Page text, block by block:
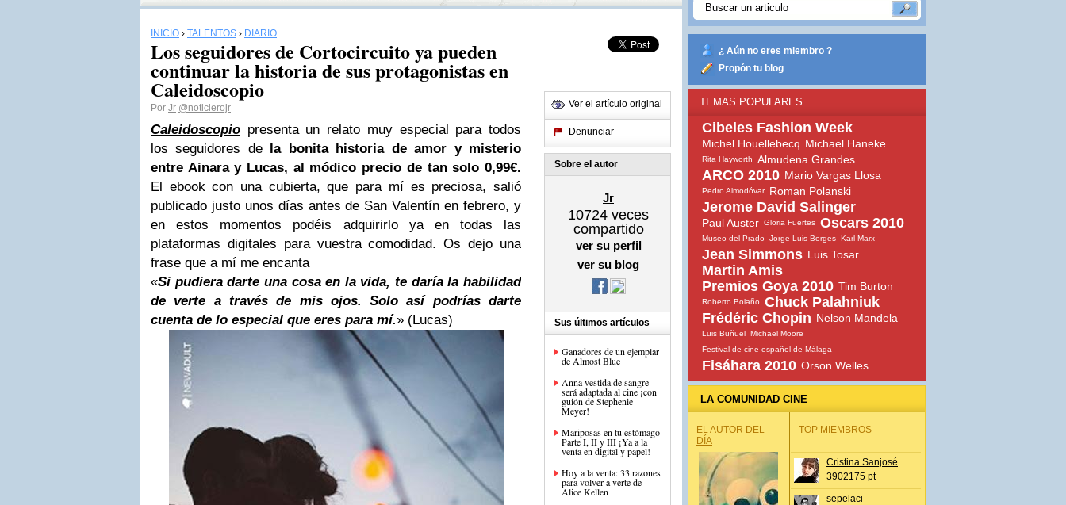
INICIO › TALENTOS › DIARIO
Los seguidores de Cortocircuito ya pueden
continuar la historia de sus protagonistas en
Caleidoscopio
Por Jr @noticierojr
Caleidoscopio presenta un relato muy especial para todos
los seguidores de la bonita historia de amor y misterio
entre Ainara y Lucas, al módico precio de tan solo 0,99€.
El ebook con una cubierta, que para mí es preciosa, salió
publicado justo unos días antes de San Valentín en febrero, y
en estos momentos podéis adquirirlo ya en todas las
plataformas digitales para vuestra comodidad. Os dejo una
frase que a mí me encanta
«Si pudiera darte una cosa en la vida, te daría la habilidad
de verte a través de mis ojos. Solo así podrías darte
cuenta de lo especial que eres para mí.» (Lucas)
Ver el artículo original
Denunciar
Sobre el autor
Jr
10724 veces
compartido
ver su perfil
ver su blog
Sus últimos artículos
Ganadores de un ejemplar
de Almost Blue
Anna vestida de sangre
será adaptada al cine ¡con
guión de Stephenie
Meyer!
Mariposas en tu estómago
Parte I, II y III ¡Ya a la
venta en digital y papel!
Hoy a la venta: 33 razones
para volver a verte de
Alice Kellen
¿ Aún no eres miembro ?
Propón tu blog
TEMAS POPULARES
Cibeles Fashion Week
Michel Houellebecq Michael Haneke
Rita Hayworth Almudena Grandes
ARCO 2010 Mario Vargas Llosa
Pedro Almodóvar Roman Polanski
Jerome David Salinger
Paul Auster Gloria Fuertes Oscars 2010
Museo del Prado Jorge Luis Borges Karl Marx
Jean Simmons Luis Tosar
Martin Amis
Premios Goya 2010 Tim Burton
Roberto Bolaño
Chuck Palahniuk
Frédéric Chopin Nelson Mandela
Luis Buñuel Michael Moore
Festival de cine español de Málaga
Fisáhara 2010 Orson Welles
LA COMUNIDAD CINE
EL AUTOR DEL
DÍA
TOP MIEMBROS
Cristina Sanjosé
3902175 pt
sepelaci